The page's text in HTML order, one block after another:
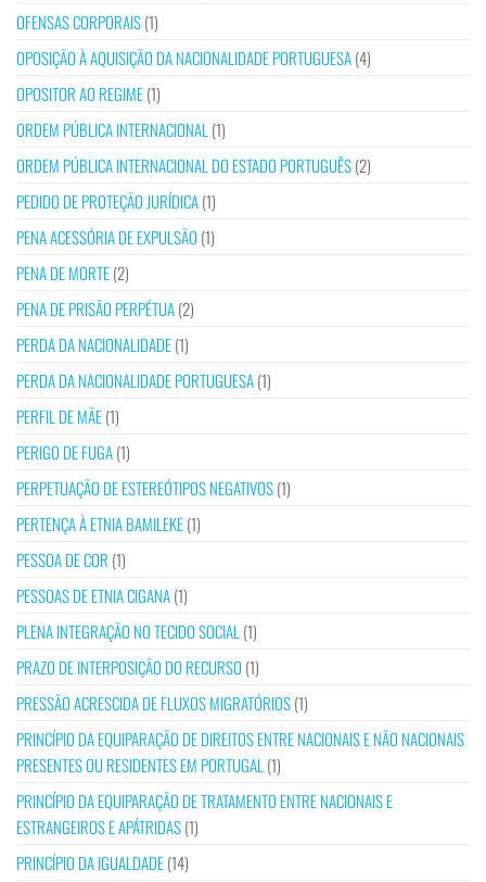
OFENSAS CORPORAIS(1)
OPOSIÇÃO À AQUISIÇÃO DA NACIONALIDADE PORTUGUESA(4)
OPOSITOR AO REGIME(1)
ORDEM PÚBLICA INTERNACIONAL (1)
ORDEM PÚBLICA INTERNACIONAL DO ESTADO PORTUGUÊS(2)
PEDIDO DE PROTEÇÃO JURÍDICA(1)
PENA ACESSÓRIA DE EXPULSÃO (1)
PENA DE MORTE(2)
PENA DE PRISÃO PERPÉTUA(2)
PERDA DA NACIONALIDADE(1)
PERDA DA NACIONALIDADE PORTUGUESA(1)
PERFIL DE MÃE(1)
PERIGO DE FUGA(1)
PERPETUAÇÃO DE ESTEREÓTIPOS NEGATIVOS(1)
PERTENÇA À ETNIA BAMILEKE(1)
PESSOA DE COR (1)
PESSOAS DE ETNIA CIGANA(1)
PLENA INTEGRAÇÃO NO TECIDO SOCIAL (1)
PRAZO DE INTERPOSIÇÃO DO RECURSO (1)
PRESSÃO ACRESCIDA DE FLUXOS MIGRATÓRIOS(1)
PRINCÍPIO DA EQUIPARAÇÃO DE DIREITOS ENTRE NACIONAIS E NÃO NACIONAIS
PRESENTES OU RESIDENTES EM PORTUGAL (1)
PRINCÍPIO DA EQUIPARAÇÃO DE TRATAMENTO ENTRE NACIONAIS E
ESTRANGEIROS E APÁTRIDAS(1)
PRINCÍPIO DA IGUALDADE(14)